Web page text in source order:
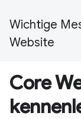
Wichtige
Website
Core